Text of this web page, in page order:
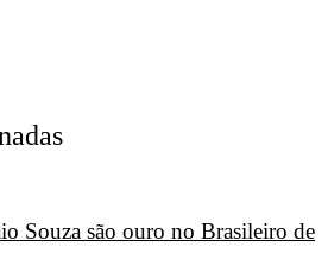
Souza são ouro no Brasileiro de